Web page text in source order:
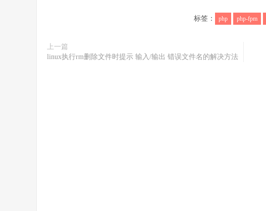
标签： php php-fpm
上一篇
linux执行rm删除文件时提示 输入/输出 错误文件名的解决方法